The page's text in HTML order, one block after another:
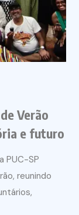
Verão
e futuro
PUC-SP
reunindo